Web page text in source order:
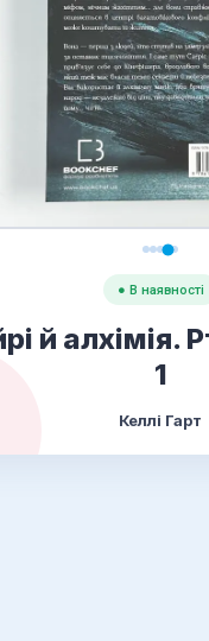
● В наявності
й алхімія.
1
Келлі Гарт